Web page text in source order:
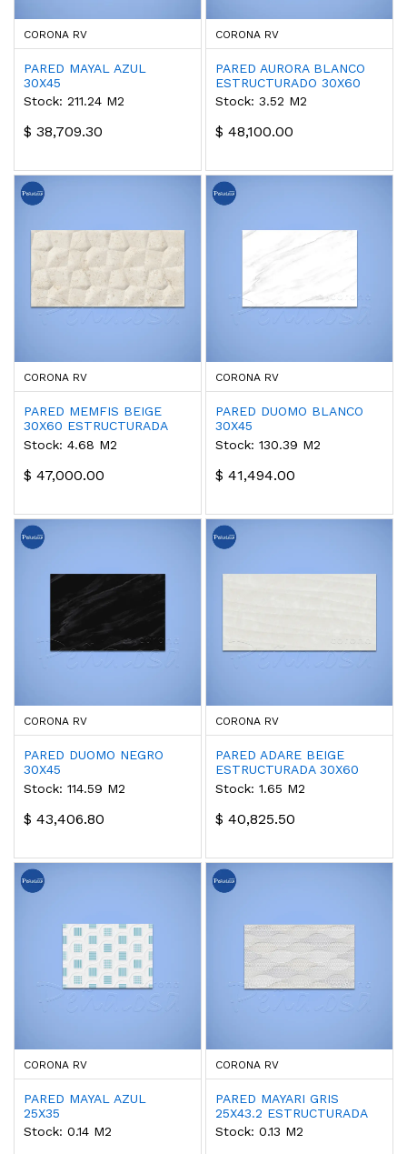
CORONA RV
PARED MAYAL AZUL
30X45
Stock: 211.24 M2
$ 38,709.30
CORONA RV
PARED AURORA BLANCO
ESTRUCTURADO 30X60
Stock: 3.52 M2
$ 48,100.00
CORONA RV
PARED MEMFIS BEIGE
30X60 ESTRUCTURADA
Stock: 4.68 M2
$ 47,000.00
CORONA RV
PARED DUOMO BLANCO
30X45
Stock: 130.39 M2
$ 41,494.00
CORONA RV
PARED DUOMO NEGRO
30X45
Stock: 114.59 M2
$ 43,406.80
CORONA RV
PARED ADARE BEIGE
ESTRUCTURADA 30X60
Stock: 1.65 M2
$ 40,825.50
CORONA RV
PARED MAYAL AZUL
25X35
Stock: 0.14 M2
CORONA RV
PARED MAYARI GRIS
25X43.2 ESTRUCTURADA
Stock: 0.13 M2